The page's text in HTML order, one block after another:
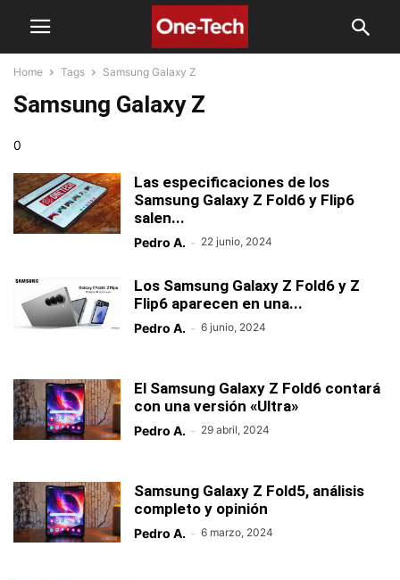
Home Tags Samsung Galaxy Z
Samsung Galaxy Z
0
Las especificaciones de los
Samsung Galaxy Z Fold6 y Flip6
salen...
Pedro A. - 22 junio, 2024
Los Samsung Galaxy Z Fold6 y Z
Flip6 aparecen en una...
Pedro A. - 6 junio, 2024
El Samsung Galaxy Z Fold6 contará
con una versión «Ultra»
Pedro A. - 29 abril, 2024
Samsung Galaxy Z Fold5, análisis
completo y opinión
Pedro A. - 6 marzo, 2024